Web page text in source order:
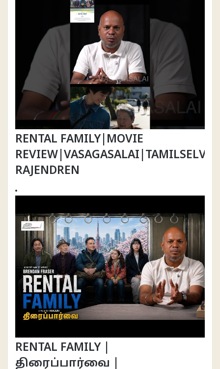
RENTAL FAMILY|MOVIE
RAJENDREN
RENTAL FAMILY |
திரைப்பார்வை |